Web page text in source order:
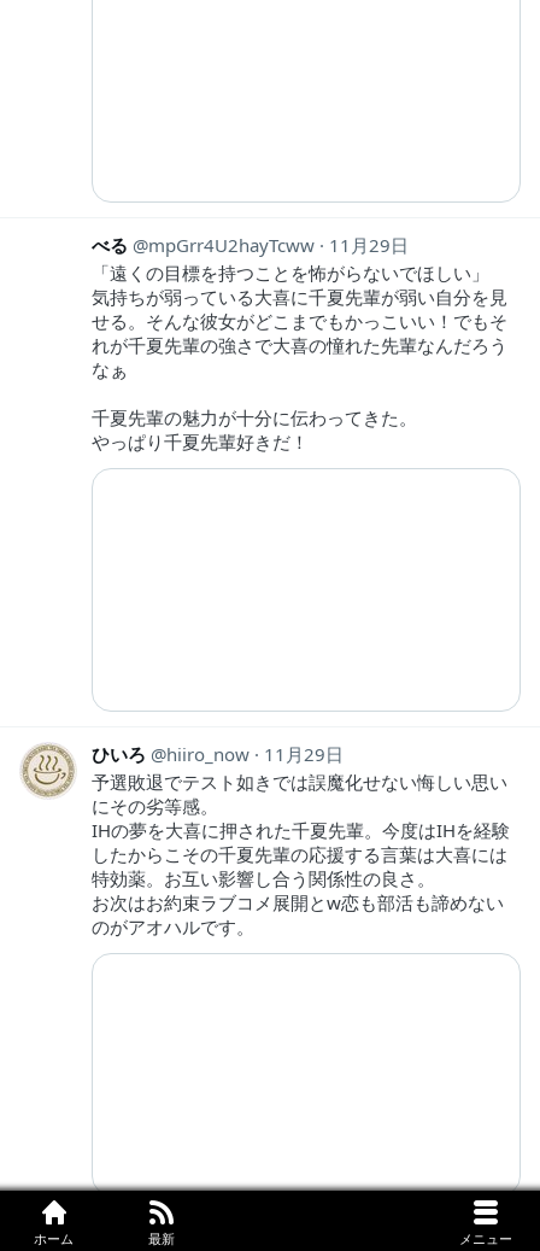
ホーム 最新 メニュー
べる mpGrr4U2hayTcww
11月29日
「遠くの目標を持つことを怖がらないでほしい」
気持ちが弱っている大喜に千夏先輩が弱い自分を見
せる。そんな彼女がどこまでもかっこいい！でもそ
れが千夏先輩の強さで大喜の憧れた先輩なんだろう
なぁ
千夏先輩の魅力が十分に伝わってきた。
やっぱり千夏先輩好きだ！
ひいろ hiiro_now
11月29日
予選敗退でテスト如きでは誤魔化せない悔しい思い
にその劣等感。
IHの夢を大喜に押された千夏先輩。今度はIHを経験
したからこその千夏先輩の応援する言葉は大喜には
特効薬。お互い影響し合う関係性の良さ。
お次はお約束ラブコメ展開とw恋も部活も諦めない
のがアオハルです。
yosika501